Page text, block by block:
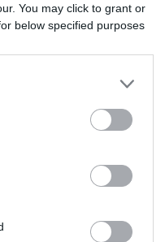
You may click to grant or
below specified purposes